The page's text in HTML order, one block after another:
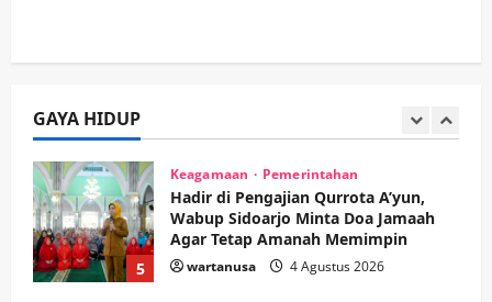
GAYA HIDUP
4
5
Keagamaan Pemerintahan
Hadir di Pengajian Qurrota A’yun,
Wabup Sidoarjo Minta Doa Jamaah
Agar Tetap Amanah Memimpin
wartanusa 4 Agustus 2026